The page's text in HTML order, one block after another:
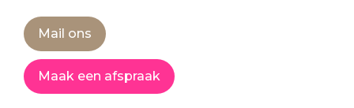
Mail ons
Maak een afspraak